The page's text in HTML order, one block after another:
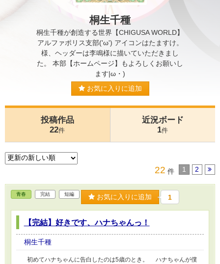
桐生千種
桐生千種が創造する世界【CHIGUSA WORLD】
アルファポリス支部('ω') アイコンはたますけ。
様、ヘッダーは李鳴様に描いていただきまし
た。 本部【ホームページ】もよろしくお願いし
ます|ω・)
お気に入りに追加
投稿作品
22件
近況ボード
1件
22 件 1 2
青春 完結 短編 お気に入りに追加 1
【完結】好きです、ハナちゃんっ！
桐生千種
初めてハナちゃんに告白したのは5歳のとき。 ハナちゃんが僕